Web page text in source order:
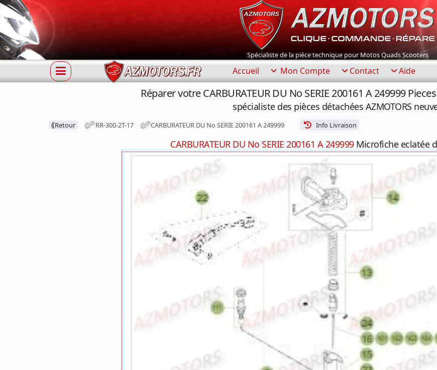
Spécialiste de la pièce technique pour Motos Quads Scooters
Accueil Mon Compte Contact Aide
Réparer votre CARBURATEUR DU No SERIE 200161 A 249999
spécialiste des pièces détachées AZMOTORS
⟪Retour RR-300-2T-17 CARBURATEUR DU No SERIE 200161 A 249999 Info Livraison
CARBURATEUR DU No SERIE 200161 A 249999Microfiche eclatée